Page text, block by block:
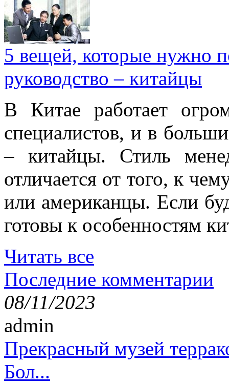
5 вещей, которые нужно
руководство – китайцы
В Китае работает
специалистов, и в
– китайцы. Стиль
отличается от того, к
или американцы. Если
готовы к особенностям
Читать все
Последние комментарии
08/11/2023
admin
Прекрасный музей
Бол...